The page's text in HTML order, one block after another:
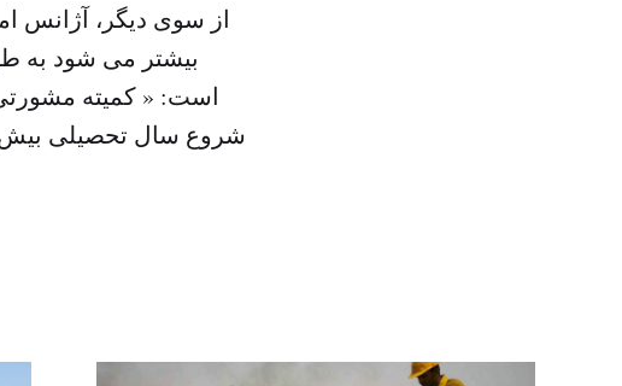
از سوی دیگر، آژانس
بیشتر می شود به
است: « کمیته مشورتی